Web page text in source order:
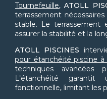
Tournefeuille,ATOLL
terrassement
stable. Le terrassement
assurer la stabilité et la
ATOLL PISCINES
pour étanchéité piscine à
techniques avancées
L'étanchéité garantit
fonctionnelle, limitant les